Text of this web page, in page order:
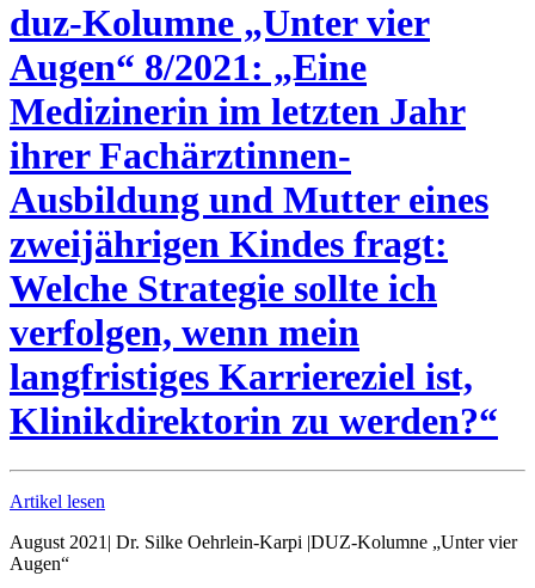
duz-Kolumne „Unter vier
Augen“ 8/2021: „Eine
Medizinerin im letzten Jahr
ihrer Fachärztinnen-
Ausbildung und Mutter eines
zweijährigen Kindes fragt:
Welche Strategie sollte ich
verfolgen, wenn mein
langfristiges Karriereziel ist,
Klinikdirektorin zu werden?“
Artikel lesen
August 2021 | Dr. Silke Oehrlein-Karpi |DUZ-Kolumne „Unter vier
Augen“